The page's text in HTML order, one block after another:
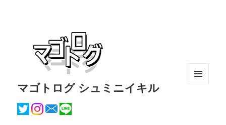
マゴトログ シュミニイキル